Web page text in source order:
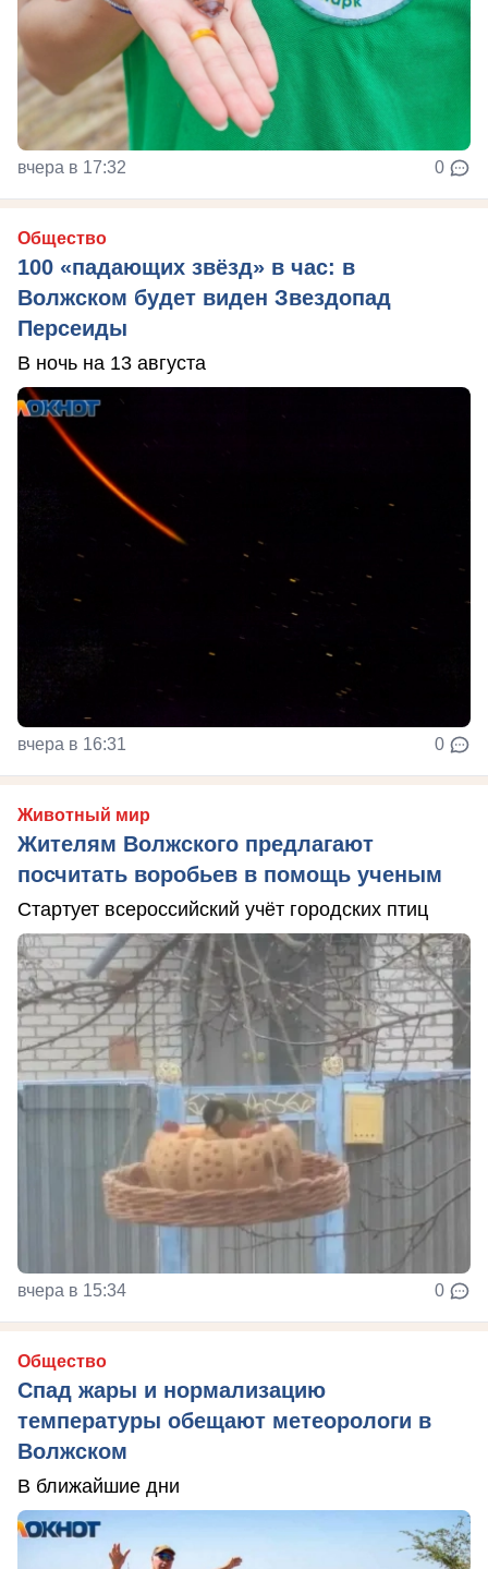
вчера в 17:32 0
Общество
100 «падающих звёзд» в час: в
Волжском будет виден Звездопад
Персеиды
В ночь на 13 августа
вчера в 16:31 0
Животный мир
Жителям Волжского предлагают
посчитать воробьев в помощь ученым
Стартует всероссийский учёт городских птиц
вчера в 15:34 0
Общество
Спад жары и нормализацию
температуры обещают метеорологи в
Волжском
В ближайшие дни